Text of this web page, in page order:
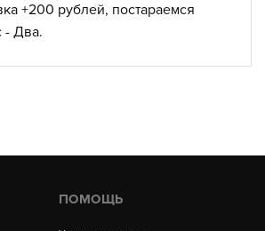
+200 рублей, постараемся
- Два.
ПОМОЩЬ